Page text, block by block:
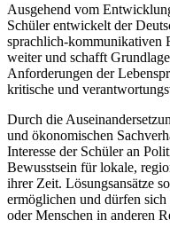
Ausgehend vom
Schüler entwickelt der
sprachlich-kommunikativen
weiter und schafft
Anforderungen der
kritische und
Durch die
und ökonomischen
Interesse der Schüler an
Bewusstsein für lokale,
ihrer Zeit. Lösungsansätze
ermöglichen und dürfen
oder Menschen in anderen